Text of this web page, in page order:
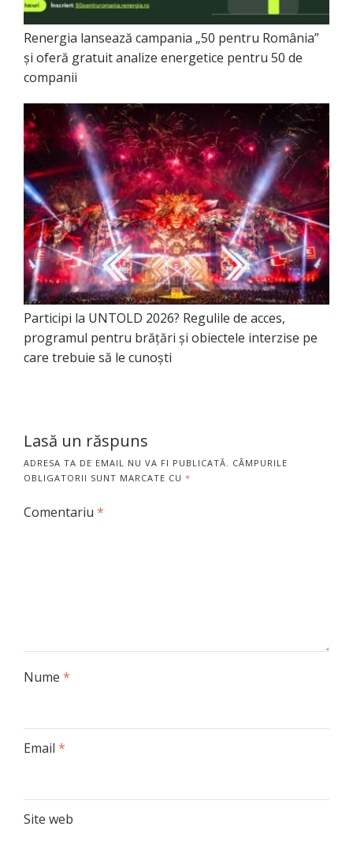
Renergia lansează campania „50 pentru România”
și oferă gratuit analize energetice pentru 50 de
companii
Participi la UNTOLD 2026? Regulile de acces,
programul pentru brățări și obiectele interzise pe
care trebuie să le cunoști
Lasă un răspuns
ADRESA TA DE EMAIL NU VA FI PUBLICATĂ. CÂMPURILE
OBLIGATORII SUNT MARCATE CU *
Comentariu *
Nume *
Email *
Site web